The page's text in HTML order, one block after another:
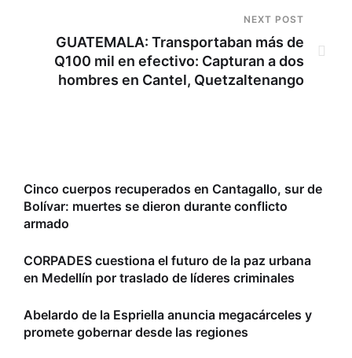
NEXT POST
GUATEMALA: Transportaban más de
Q100 mil en efectivo: Capturan a dos
hombres en Cantel, Quetzaltenango
Cinco cuerpos recuperados en Cantagallo, sur de
Bolívar: muertes se dieron durante conflicto
armado
CORPADES cuestiona el futuro de la paz urbana
en Medellín por traslado de líderes criminales
Abelardo de la Espriella anuncia megacárceles y
promete gobernar desde las regiones